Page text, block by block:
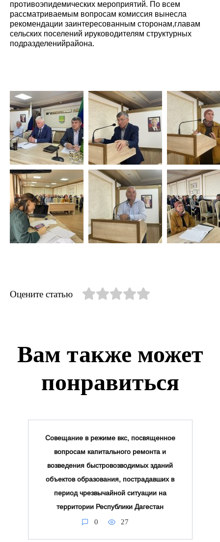
противоэпидемических мероприятий. По всем
рассматриваемым вопросам комиссия вынесла
рекомендации заинтересованным сторонам,главам
сельских поселений ируководителям структурных
подразделенийрайона.
Оцените статью
Вам также может
понравиться
Совещание в режиме вкс, посвященное
вопросам капитального ремонта и
возведения быстровозводимых зданий
объектов образования, пострадавших в
период чрезвычайной ситуации на
территории Республики Дагестан
0 27